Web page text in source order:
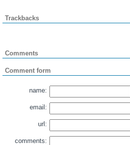
Trackbacks
Comments
Comment form
name:
email:
url:
comments: